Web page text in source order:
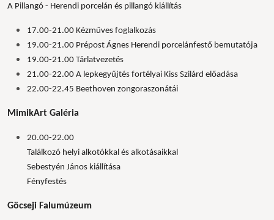
A Pillangó - Herendi porcelán és pillangó kiállítás
17.00-21.00 Kézműves foglalkozás
19.00-21.00 Prépost Ágnes Herendi porcelánfestő bemutatója
19.00-21.00 Tárlatvezetés
21.00-22.00 A lepkegyűjtés fortélyai Kiss Szilárd előadása
22.00-22.45 Beethoven zongoraszonátái
MimikArt Galéria
20.00-22.00
Találkozó helyi alkotókkal és alkotásaikkal
Sebestyén János kiállítása
Fényfestés
Göcseji Falumúzeum